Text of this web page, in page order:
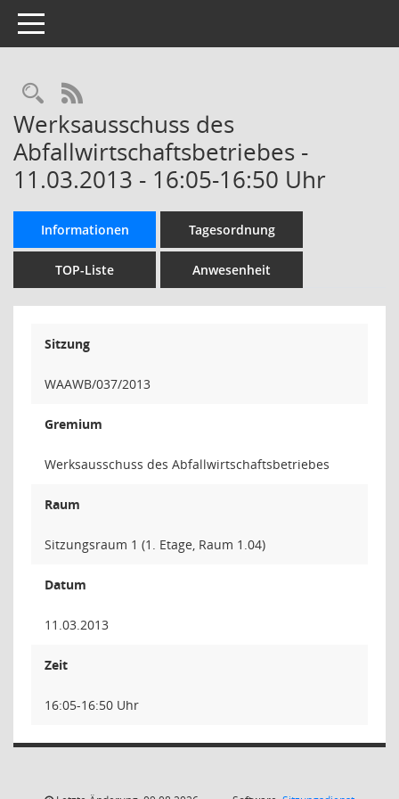
Toggle navigation
Rechercheauswahl
RSS-Feed
Werksausschuss des
Abfallwirtschaftsbetriebes -
11.03.2013 - 16:05-16:50 Uhr
Informationen Tagesordnung
TOP-Liste Anwesenheit
Sitzung
WAAWB/037/2013
Gremium
Werksausschuss des Abfallwirtschaftsbetriebes
Raum
Sitzungsraum 1 (1. Etage, Raum 1.04)
Datum
11.03.2013
Zeit
16:05-16:50 Uhr